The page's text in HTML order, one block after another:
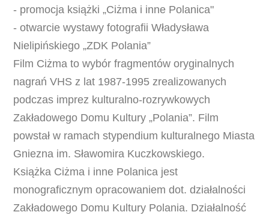
- promocja książki „Ciżma i inne Polanica"
- otwarcie wystawy fotografii Władysława
Nielipińskiego „ZDK Polania”
Film Ciżma to wybór fragmentów oryginalnych
nagrań VHS z lat 1987-1995 zrealizowanych
podczas imprez kulturalno-rozrywkowych
Zakładowego Domu Kultury „Polania”. Film
powstał w ramach stypendium kulturalnego Miasta
Gniezna im. Sławomira Kuczkowskiego.
Książka Ciżma i inne Polanica jest
monograficznym opracowaniem dot. działalności
Zakładowego Domu Kultury Polania. Działalność